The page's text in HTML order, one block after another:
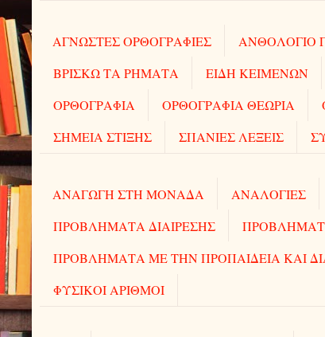
ΑΓΝΩΣΤΕΣ ΟΡΘΟΓΡΑΦΙΕΣ ΑΝΘΟΛΟΓΙΟ
ΒΡΙΣΚΩ ΤΑ ΡΗΜΑΤΑ
ΕΙΔΗ ΚΕΙΜΕΝΩΝ
ΟΡΘΟΓΡΑΦΙΑ
ΟΡΘΟΓΡΑΦΙΑ ΘΕΩΡΙΑ
ΣΗΜΕΙΑ ΣΤΙΞΗΣ
ΣΠΑΝΙΕΣ ΛΕΞΕΙΣ
ΑΝΑΓΩΓΗ ΣΤΗ ΜΟΝΑΔΑ ΑΝΑΛΟΓΙΕΣ
ΠΡΟΒΛΗΜΑΤΑ ΔΙΑΙΡΕΣΗΣ
ΠΡΟΒΛΗΜΑΤΑ ΜΕ ΤΗΝ ΠΡΟΠΑΙΔΕΙΑ ΚΑΙ
ΦΥΣΙΚΟΙ ΑΡΙΘΜΟΙ